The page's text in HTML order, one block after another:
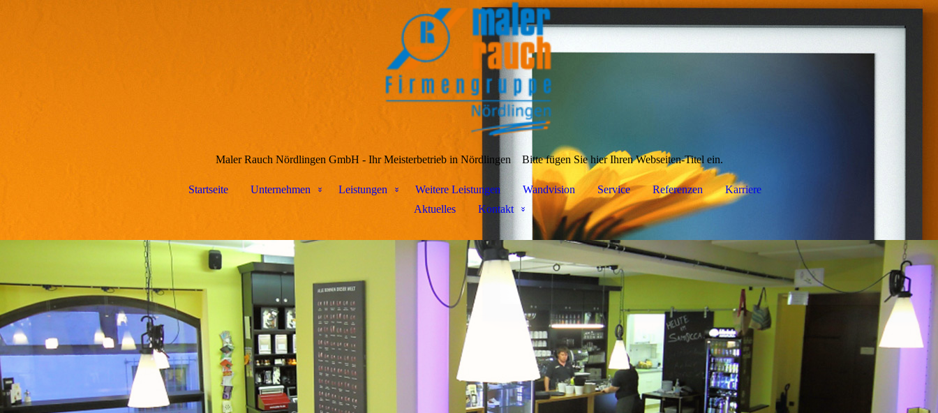
Maler Rauch Nördlingen GmbH - Ihr Meisterbetrieb in Nördlingen Bitte fügen Sie hier Ihren Webseiten-Titel ein.
Startseite Unternehmen Leistungen Weitere Leistungen Wandvision Service Referenzen
Karriere
Aktuelles
Kontakt